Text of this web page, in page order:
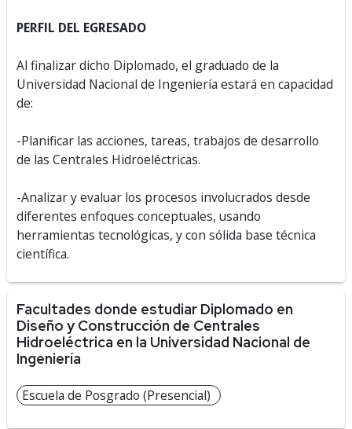
PERFIL DEL EGRESADO
Al finalizar dicho Diplomado, el graduado de la
Universidad Nacional de Ingeniería estará en capacidad
de:
-Planificar las acciones, tareas, trabajos de desarrollo
de las Centrales Hidroeléctricas.
-Analizar y evaluar los procesos involucrados desde
diferentes enfoques conceptuales, usando
herramientas tecnológicas, y con sólida base técnica
científica.
Facultades donde estudiar Diplomado en
Diseño y Construcción de Centrales
Hidroeléctrica en la Universidad Nacional de
Ingeniería
Escuela de Posgrado (Presencial)